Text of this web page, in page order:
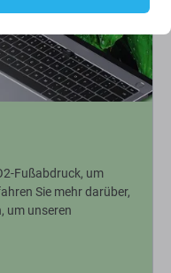
Fußabdruck, um
Sie mehr darüber,
um unseren